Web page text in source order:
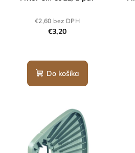
€2,60 bez DPH
€3,20
Do košíka